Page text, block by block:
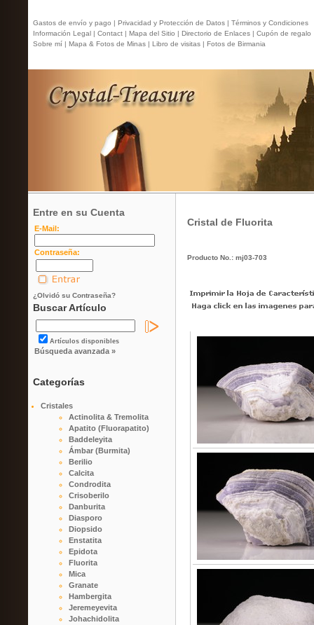
Gastos de envío y pago | Privacidad y Protección de Datos | Términos y Condiciones
Información Legal | Contact | Mapa del Sitio | Directorio de Enlaces | Cupón de regalo
Sobre mí | Mapa & Fotos de Minas | Libro de visitas | Fotos de Birmania
Entre en su Cuenta
E-Mail:
Contraseña:
¿Olvidó su Contraseña?
Buscar Artículo
Artículos disponibles
Búsqueda avanzada »
Categorías
Cristales
Actinolita & Tremolita
Apatito (Fluorapatito)
Baddeleyita
Ámbar (Burmita)
Berilio
Calcita
Condrodita
Crisoberilo
Danburita
Diasporo
Diopsido
Enstatita
Epidota
Fluorita
Mica
Granate
Hambergita
Jeremeyevita
Johachidolita
Cristal de Fluorita
Producto No.: mj03-703